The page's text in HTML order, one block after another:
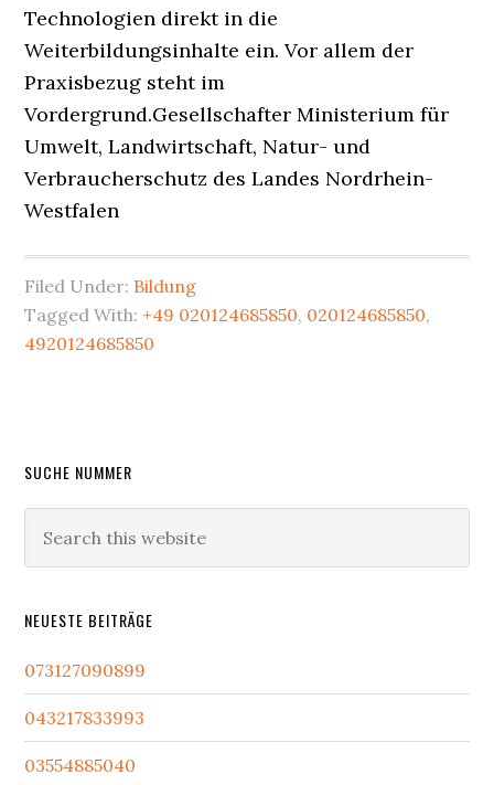
Technologien direkt in die
Weiterbildungsinhalte ein. Vor allem der
Praxisbezug steht im
Vordergrund.Gesellschafter Ministerium für
Umwelt, Landwirtschaft, Natur- und
Verbraucherschutz des Landes Nordrhein-
Westfalen
Filed Under: Bildung
Tagged With: +49 020124685850, 020124685850,
4920124685850
Primary
Sidebar
SUCHE NUMMER
this
NEUESTE BEITRÄGE
073127090899
043217833993
03554885040